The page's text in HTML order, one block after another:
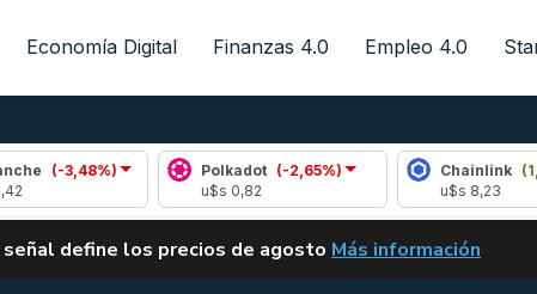
Economía Digital Finanzas 4.0 Empleo 4.0
Polkadot (-2,65%)
Chainlink
(1,22%)
ALERTA
señal define los precios de agosto VUELVE EL CARRY
Más información